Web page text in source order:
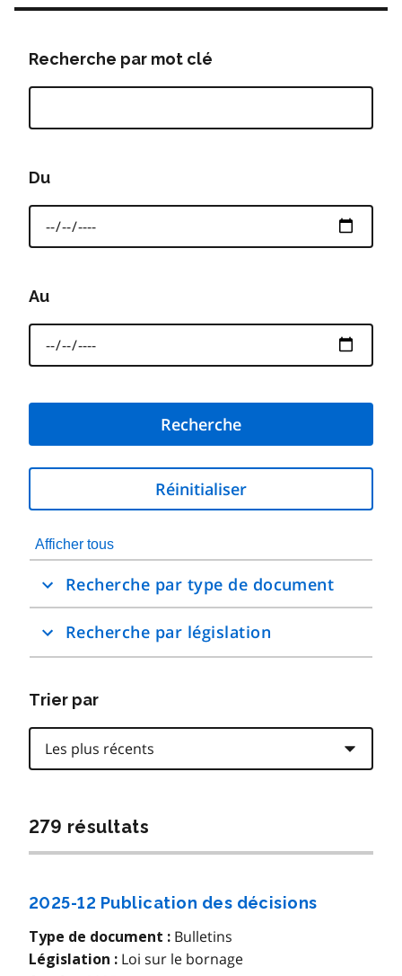
Recherche par mot clé
Du
Au
Réinitialiser
Afficher tous
réduire
tous
les
accordéons.
Recherche par type de document
Recherche par législation
Trier par
279 résultats
2025-12 Publication des décisions
Type de document : Bulletins
Législation : Loi sur le bornage